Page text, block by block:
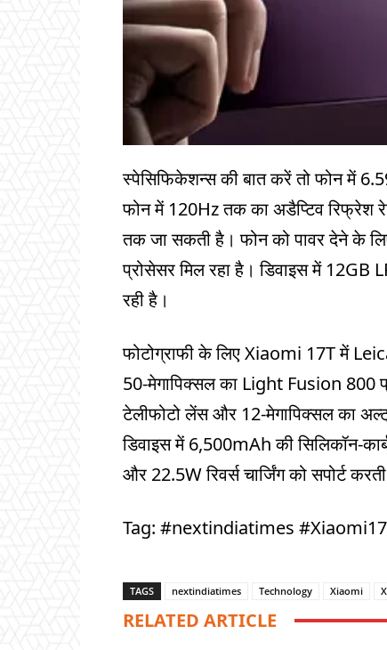
स्पेसिफिकेशन्स की बात करें तो फोन में
फोन में 120Hz तक का अडैप्टिव रिफ्रेश
तक जा सकती है। फोन को पावर देने के
प्रोसेसर मिल रहा है। डिवाइस में
रही है।
फोटोग्राफी के लिए Xiaomi 17T में
50-मेगापिक्सल का Light Fusion 800
टेलीफोटो लेंस और 12-मेगापिक्सल का
डिवाइस में 6,500mAh की सिलिकॉन-
और 22.5W रिवर्स चार्जिंग को सपोर्ट
Tag: #nextindiatimes
TAGS nextindiatimes Technology Xiaomi
RELATED ARTICLE